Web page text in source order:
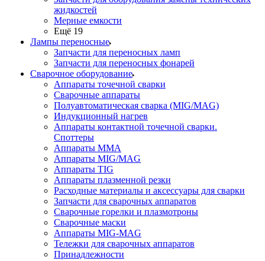
жидкостей
Мерные емкости
Ещё 19
Лампы переносные
Запчасти для переносных ламп
Запчасти для переносных фонарей
Сварочное оборудование
Аппараты точечной сварки
Сварочные аппараты
Полуавтоматическая сварка (MIG/MAG)
Индукционный нагрев
Аппараты контактной точечной сварки.
Споттеры
Аппараты MMA
Аппараты MIG/MAG
Аппараты TIG
Аппараты плазменной резки
Расходные материалы и аксессуары для сварки
Запчасти для сварочных аппаратов
Сварочные горелки и плазмотроны
Сварочные маски
Аппараты MIG-MAG
Тележки для сварочных аппаратов
Принадлежности